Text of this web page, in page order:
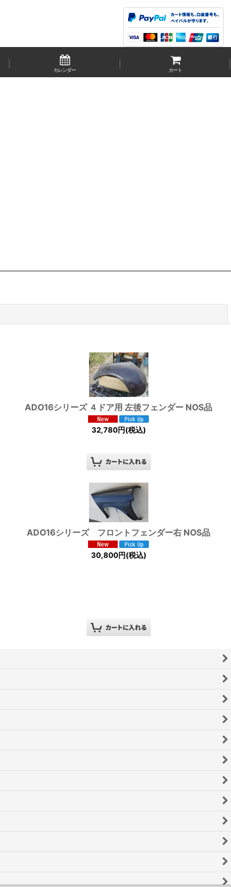
カレンダー カート
ADO16シリーズ ４ドア用 左後フェンダー NOS品
32,780円(税込)
ADO16シリーズ フロントフェンダー右 NOS品
30,800円(税込)